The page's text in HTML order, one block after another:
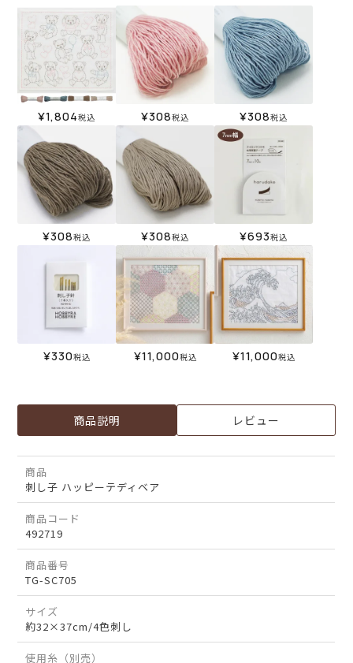
¥1,804税込 ¥308税込 ¥308税込
¥308税込 ¥308税込 ¥693税込
¥330税込 ¥11,000税込 ¥11,000税込
商品説明 レビュー
商品
刺し子 ハッピーテディベア
商品コード
492719
商品番号
TG-SC705
サイズ
約32×37cm/4色刺し
使用糸（別売）